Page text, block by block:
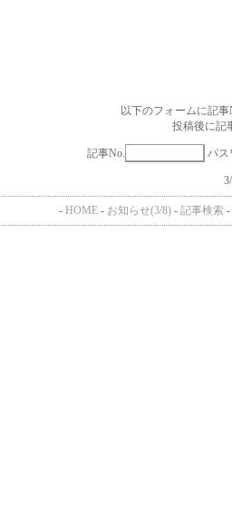
以下のフォームに記
投稿後に記
記事No. パス
- HOME- お知らせ(3/8)- 記事検索-